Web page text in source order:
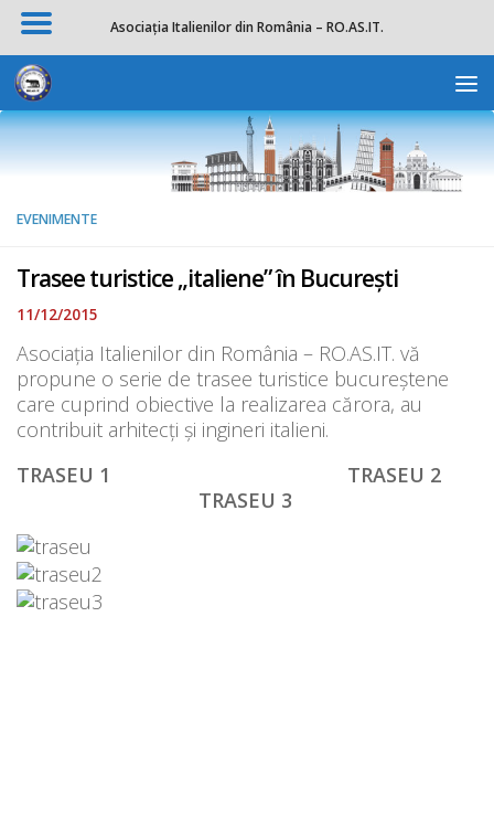
Skip to content
EVENIMENTE
Trasee turistice „italiene” în București
11/12/2015
Asociația Italienilor din România – RO.AS.IT. vă
propune o serie de trasee turistice bucureștene
care cuprind obiective la realizarea cărora, au
contribuit arhitecți și ingineri italieni.
TRASEU 1 TRASEU 2
TRASEU 3
Asociația Italienilor din România – RO.AS.IT.